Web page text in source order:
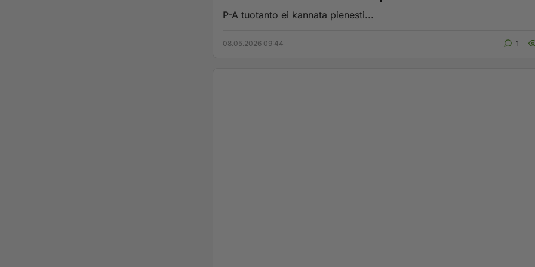
P-A tuotanto ei kannata pienesti...
08.05.2026 09:44 1